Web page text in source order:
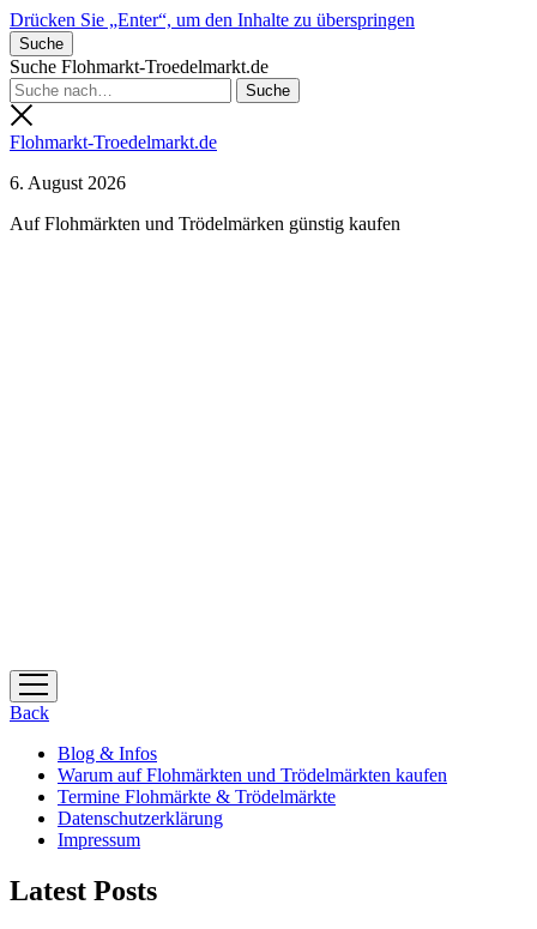
Drücken Sie „Enter“, um den Inhalte zu überspringen
Suche
Suche Flohmarkt-Troedelmarkt.de
Flohmarkt-Troedelmarkt.de
6. August 2026
Auf Flohmärkten und Trödelmärken günstig kaufen
Menü
öffnen
Back
Blog & Infos
Warum auf Flohmärkten und Trödelmärkten kaufen
Termine Flohmärkte & Trödelmärkte
Datenschutzerklärung
Impressum
Latest Posts